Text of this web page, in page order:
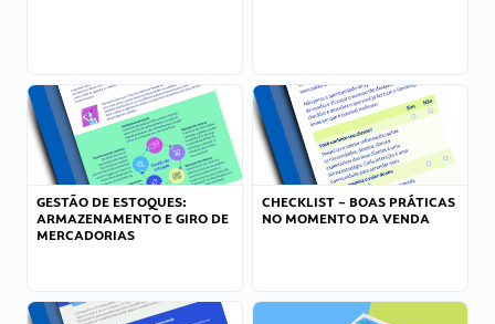
GESTÃO DE ESTOQUES:
ARMAZENAMENTO E GIRO DE
MERCADORIAS
CHECKLIST – BOAS PRÁTICAS
NO MOMENTO DA VENDA